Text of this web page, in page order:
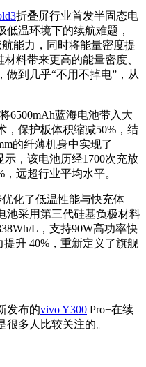
折叠屏行业首发半固态电
温环境下的续航难题，
能力，同时将能量密度提
料带来更高的能量密度、
到几乎“不用不掉电”，从
6500mAh蓝海电池带入大
，保护板体积缩减50%，结
的纤薄机身中实现了
，该电池历经1700次充放
远超行业平均水平。
化了低温性能与快充体
池采用第三代硅基负极材料
L，支持90W高功率快
升 40%，重新定义了旗舰
发布的vivo Y300 Pro+在续
多人比较关注的。